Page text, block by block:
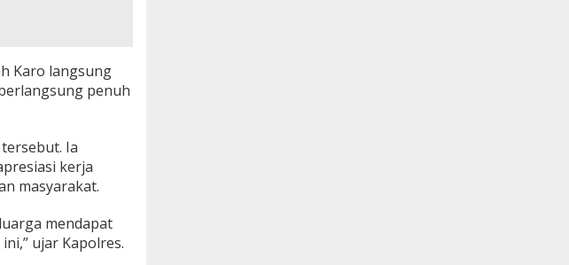
Karo langsung
penuh
Ia
kerja
masyarakat.
mendapat
ujar Kapolres.